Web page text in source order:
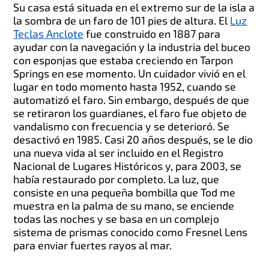
Su casa está situada en el extremo sur de la isla a
la sombra de un faro de 101 pies de altura. El Luz
Teclas Anclote fue construido en 1887 para
ayudar con la navegación y la industria del buceo
con esponjas que estaba creciendo en Tarpon
Springs en ese momento. Un cuidador vivió en el
lugar en todo momento hasta 1952, cuando se
automatizó el faro. Sin embargo, después de que
se retiraron los guardianes, el faro fue objeto de
vandalismo con frecuencia y se deterioró. Se
desactivó en 1985. Casi 20 años después, se le dio
una nueva vida al ser incluido en el Registro
Nacional de Lugares Históricos y, para 2003, se
había restaurado por completo. La luz, que
consiste en una pequeña bombilla que Tod me
muestra en la palma de su mano, se enciende
todas las noches y se basa en un complejo
sistema de prismas conocido como Fresnel Lens
para enviar fuertes rayos al mar.